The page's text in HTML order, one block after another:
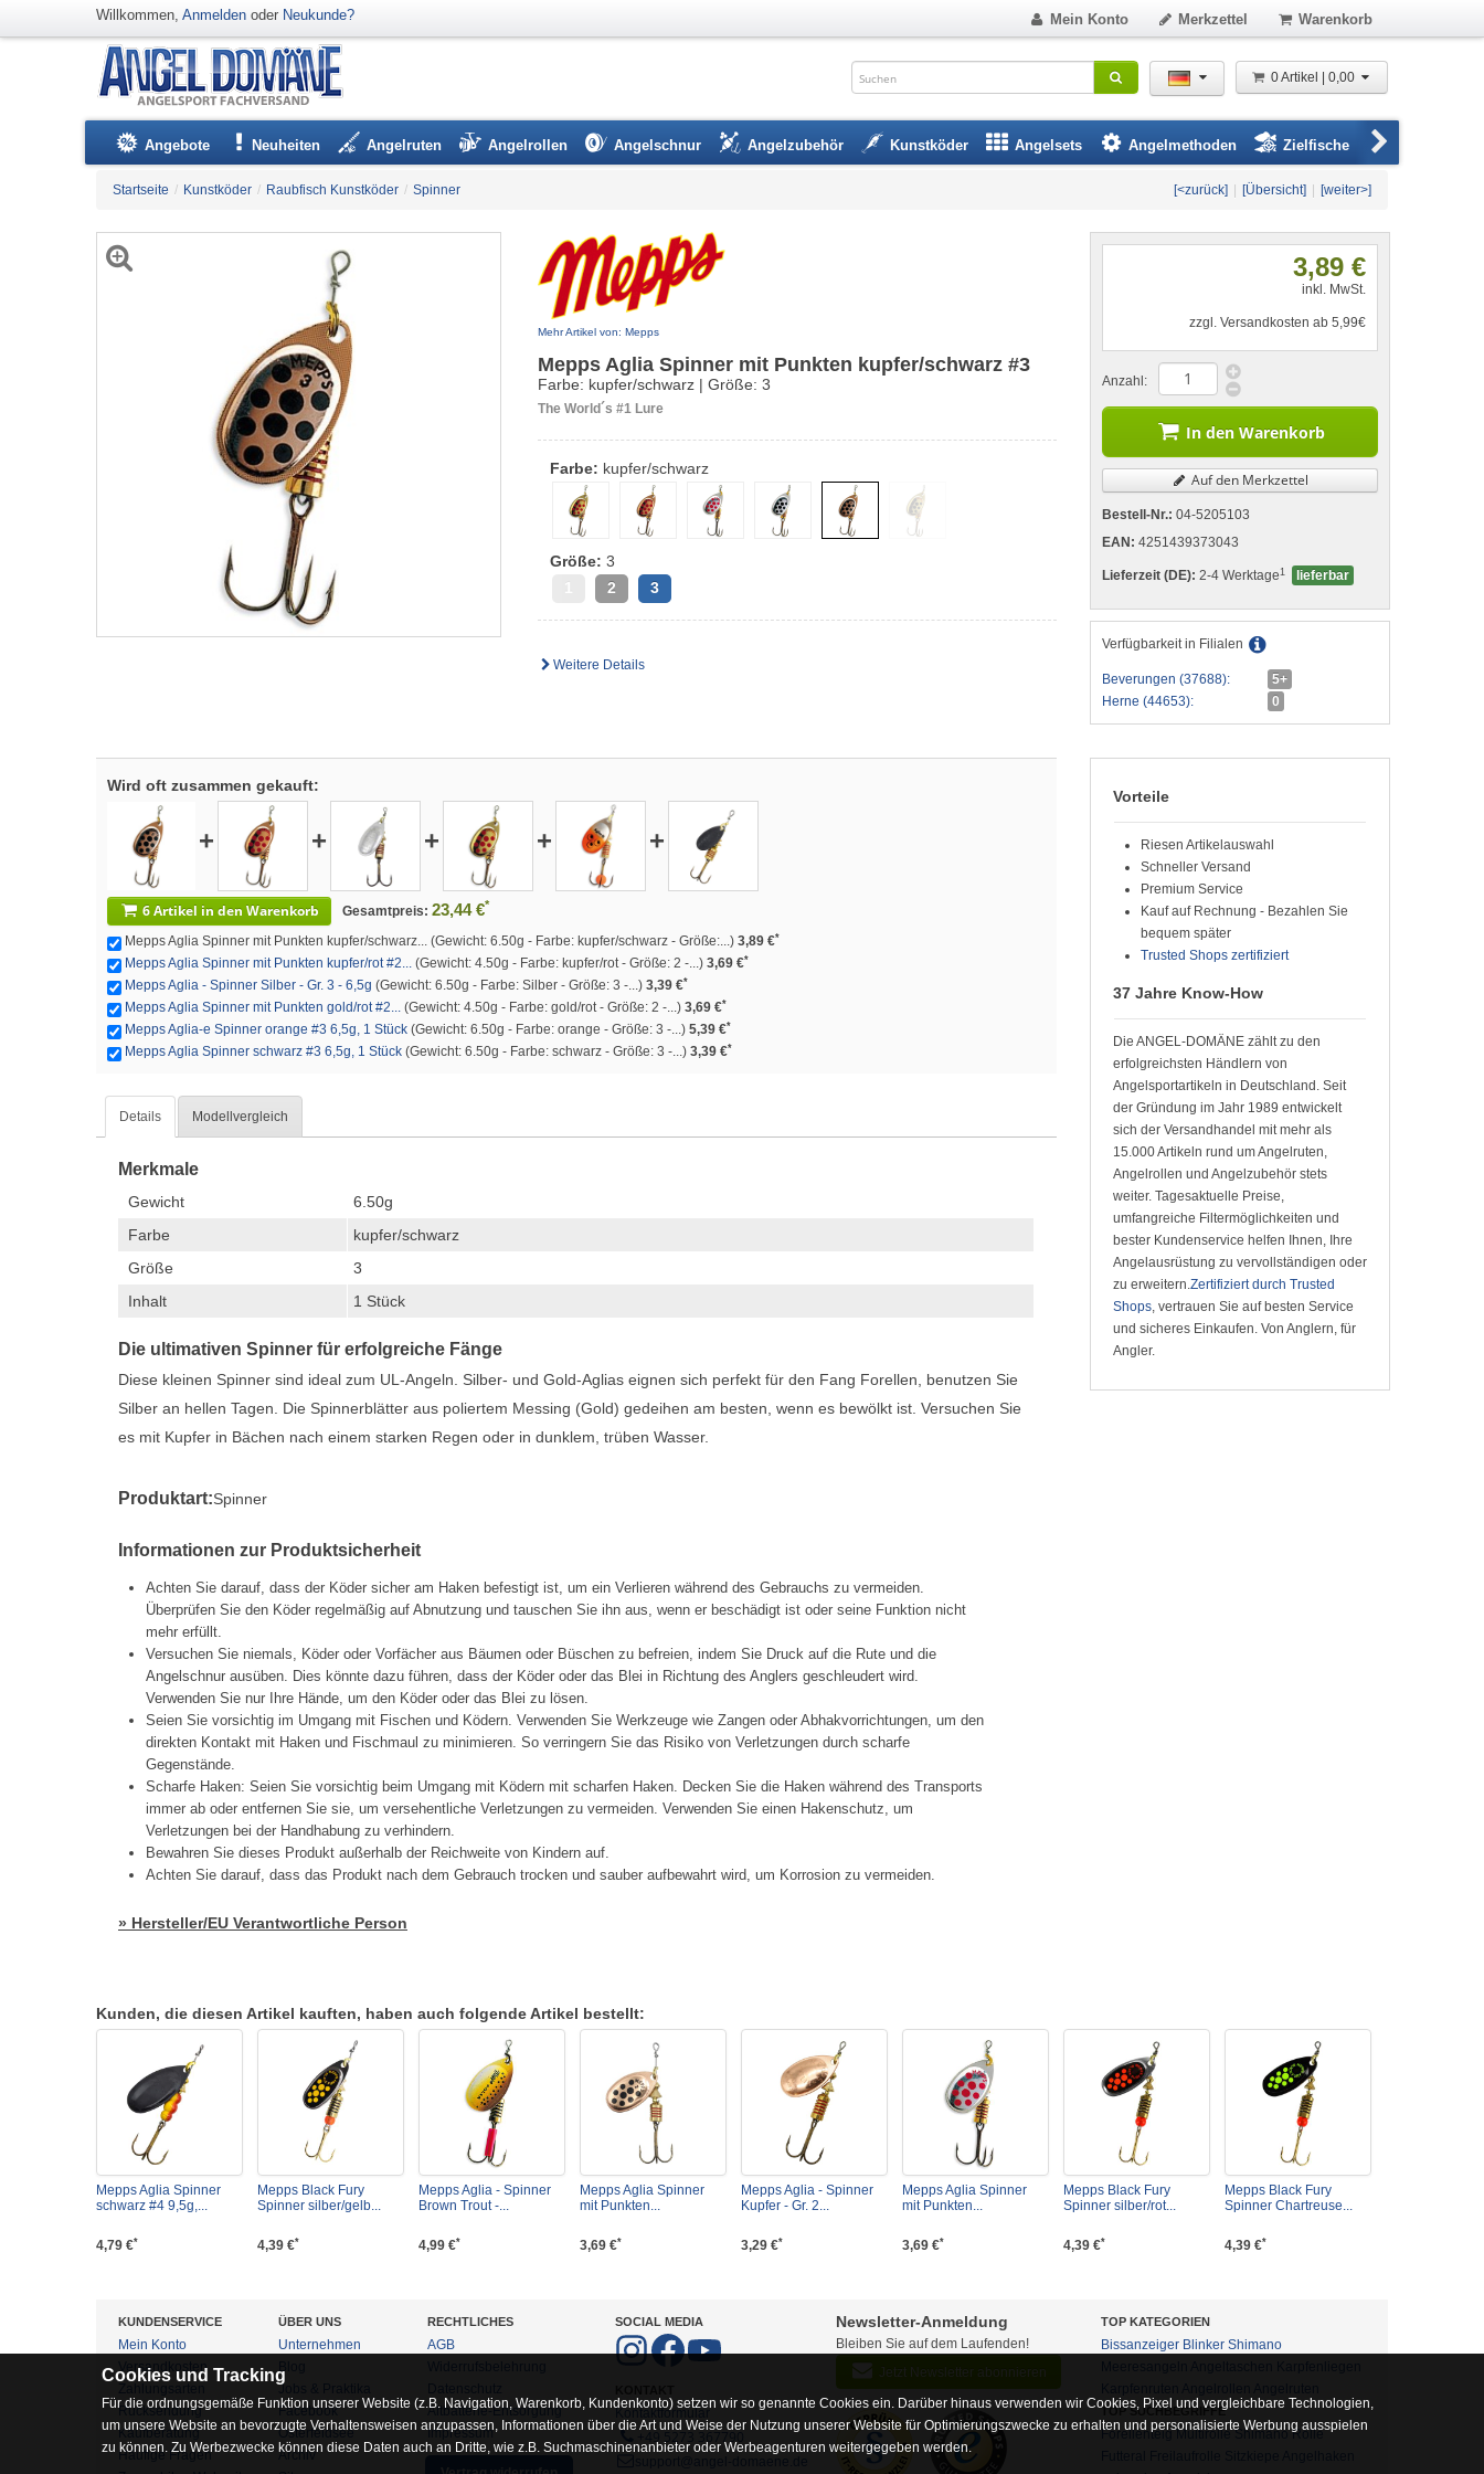
Willkommen, Anmelden oder Neukunde? Mein Konto Merkzettel Warenkorb
0 Artikel | 0,00
Angebote Neuheiten Angelruten Angelrollen Angelschnur Angelzubehör Kunstköder Angelsets Angelmethoden Zielfische
Startseite / Kunstköder / Raubfisch Kunstköder / Spinner [<zurück] [Übersicht] [weiter>]
Mehr Artikel von: Mepps
Mepps Aglia Spinner mit Punkten kupfer/schwarz #3
Farbe: kupfer/schwarz | Größe: 3
The World´s #1 Lure
Farbe: kupfer/schwarz
Größe: 3
1 2 3
Weitere Details
3,89 €
inkl. MwSt.
zzgl. Versandkosten ab 5,99€
Anzahl:
In den Warenkorb
Auf den Merkzettel
Bestell-Nr.: 04-5205103
EAN: 4251439373043
Lieferzeit (DE): 2-4 Werktage 1 lieferbar
Verfügbarkeit in Filialen
Beverungen (37688):
5+
Herne (44653):
0
Wird oft zusammen gekauft:
+ + + + +
6 Artikel in den Warenkorb Gesamtpreis: 23,44 €*
Mepps Aglia Spinner mit Punkten kupfer/schwarz... (Gewicht: 6.50g - Farbe: kupfer/schwarz - Größe:...) 3,89 €*
Mepps Aglia Spinner mit Punkten kupfer/rot #2... (Gewicht: 4.50g - Farbe: kupfer/rot - Größe: 2 -...) 3,69 €*
Mepps Aglia - Spinner Silber - Gr. 3 - 6,5g (Gewicht: 6.50g - Farbe: Silber - Größe: 3 -...) 3,39 €*
Mepps Aglia Spinner mit Punkten gold/rot #2... (Gewicht: 4.50g - Farbe: gold/rot - Größe: 2 -...) 3,69 €*
Mepps Aglia-e Spinner orange #3 6,5g, 1 Stück (Gewicht: 6.50g - Farbe: orange - Größe: 3 -...) 5,39 €*
Mepps Aglia Spinner schwarz #3 6,5g, 1 Stück (Gewicht: 6.50g - Farbe: schwarz - Größe: 3 -...) 3,39 €*
Details Modellvergleich
Merkmale
Gewicht
6.50g
Farbe
kupfer/schwarz
Größe
3
Inhalt
1 Stück
Die ultimativen Spinner für erfolgreiche Fänge
Diese kleinen Spinner sind ideal zum UL-Angeln. Silber- und Gold-Aglias eignen sich perfekt für den Fang Forellen, benutzen Sie
Silber an hellen Tagen. Die Spinnerblätter aus poliertem Messing (Gold) gedeihen am besten, wenn es bewölkt ist. Versuchen Sie
es mit Kupfer in Bächen nach einem starken Regen oder in dunklem, trüben Wasser.
Produktart:Spinner
Informationen zur Produktsicherheit
Achten Sie darauf, dass der Köder sicher am Haken befestigt ist, um ein Verlieren während des Gebrauchs zu vermeiden.
Überprüfen Sie den Köder regelmäßig auf Abnutzung und tauschen Sie ihn aus, wenn er beschädigt ist oder seine Funktion nicht
mehr erfüllt.
Versuchen Sie niemals, Köder oder Vorfächer aus Bäumen oder Büschen zu befreien, indem Sie Druck auf die Rute und die
Angelschnur ausüben. Dies könnte dazu führen, dass der Köder oder das Blei in Richtung des Anglers geschleudert wird.
Verwenden Sie nur Ihre Hände, um den Köder oder das Blei zu lösen.
Seien Sie vorsichtig im Umgang mit Fischen und Ködern. Verwenden Sie Werkzeuge wie Zangen oder Abhakvorrichtungen, um den
direkten Kontakt mit Haken und Fischmaul zu minimieren. So verringern Sie das Risiko von Verletzungen durch scharfe
Gegenstände.
Scharfe Haken: Seien Sie vorsichtig beim Umgang mit Ködern mit scharfen Haken. Decken Sie die Haken während des Transports
immer ab oder entfernen Sie sie, um versehentliche Verletzungen zu vermeiden. Verwenden Sie einen Hakenschutz, um
Verletzungen bei der Handhabung zu verhindern.
Bewahren Sie dieses Produkt außerhalb der Reichweite von Kindern auf.
Achten Sie darauf, dass das Produkt nach dem Gebrauch trocken und sauber aufbewahrt wird, um Korrosion zu vermeiden.
» Hersteller/EU Verantwortliche Person
Vorteile
Riesen Artikelauswahl
Schneller Versand
Premium Service
Kauf auf Rechnung - Bezahlen Sie
bequem später
Trusted Shops zertifiziert
37 Jahre Know-How
Die ANGEL-DOMÄNE zählt zu den
erfolgreichsten Händlern von
Angelsportartikeln in Deutschland. Seit
der Gründung im Jahr 1989 entwickelt
sich der Versandhandel mit mehr als
15.000 Artikeln rund um Angelruten,
Angelrollen und Angelzubehör stets
weiter. Tagesaktuelle Preise,
umfangreiche Filtermöglichkeiten und
bester Kundenservice helfen Ihnen, Ihre
Angelausrüstung zu vervollständigen oder
zu erweitern.Zertifiziert durch Trusted
Shops, vertrauen Sie auf besten Service
und sicheres Einkaufen. Von Anglern, für
Angler.
Kunden, die diesen Artikel kauften, haben auch folgende Artikel bestellt:
Mepps Aglia Spinner
schwarz #4 9,5g,...
4,79 €*
Mepps Black Fury
Spinner silber/gelb...
4,39 €*
Mepps Aglia - Spinner
Brown Trout -...
4,99 €*
Mepps Aglia Spinner
mit Punkten...
3,69 €*
Mepps Aglia - Spinner
Kupfer - Gr. 2...
3,29 €*
Mepps Aglia Spinner
mit Punkten...
3,69 €*
Mepps Black Fury
Spinner silber/rot...
4,39 €*
Mepps Black Fury
Spinner Chartreuse...
4,39 €*
KUNDENSERVICE
Mein Konto
Versandkosten
Rücksendung
Kaufberatung
Häufige Fragen
ÜBER UNS
Unternehmen
Jobs & Praktika
Facebook
Osterfeldsee
Archiv
RECHTLICHES
AGB
Altbatterie-Entsorgung
Impressum
SOCIAL MEDIA
Kontaktformular
Newsletter-Anmeldung
Bleiben Sie auf dem Laufenden!
Jetzt Newsletter abonnieren
TOP KATEGORIEN
Bissanzeiger Blinker Shimano
TOP SUCHBEGRIFFE
Forellenteig Multirolle Shimano Rolle
Cookies und Tracking
Für die ordnungsgemäße Funktion unserer Website (z.B. Navigation, Warenkorb, Kundenkonto) setzen wir so genannte Cookies ein. Darüber hinaus verwenden wir Cookies, Pixel und vergleichbare Technologien,
um unsere Website an bevorzugte Verhaltensweisen anzupassen, Informationen über die Art und Weise der Nutzung unserer Website für Optimierungszwecke zu erhalten und personalisierte Werbung ausspielen
zu können. Zu Werbezwecke können diese Daten auch an Dritte, wie z.B. Suchmaschinenanbieter oder Werbeagenturen weitergegeben werden.